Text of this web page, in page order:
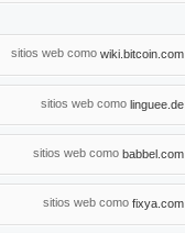
sitios web como wiki.bitcoin.com
sitios web como linguee.de
sitios web como babbel.com
sitios web como fixya.com